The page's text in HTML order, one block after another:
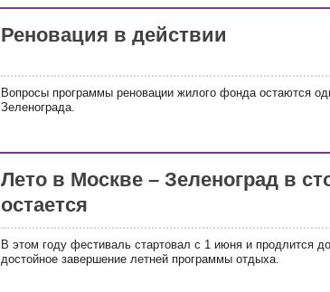
Реновация в действии
Вопросы программы реновации жилого фонда остаются
Зеленограда.
Лето в Москве – Зеленоград в
остается
В этом году фестиваль стартовал с 1 июня и продлится
достойное завершение летней программы отдыха.